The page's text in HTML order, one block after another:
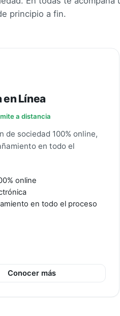
principio a fin.
en Línea
a distancia
de sociedad 100% online,
en todo el
online
en todo el proceso
Conocer más